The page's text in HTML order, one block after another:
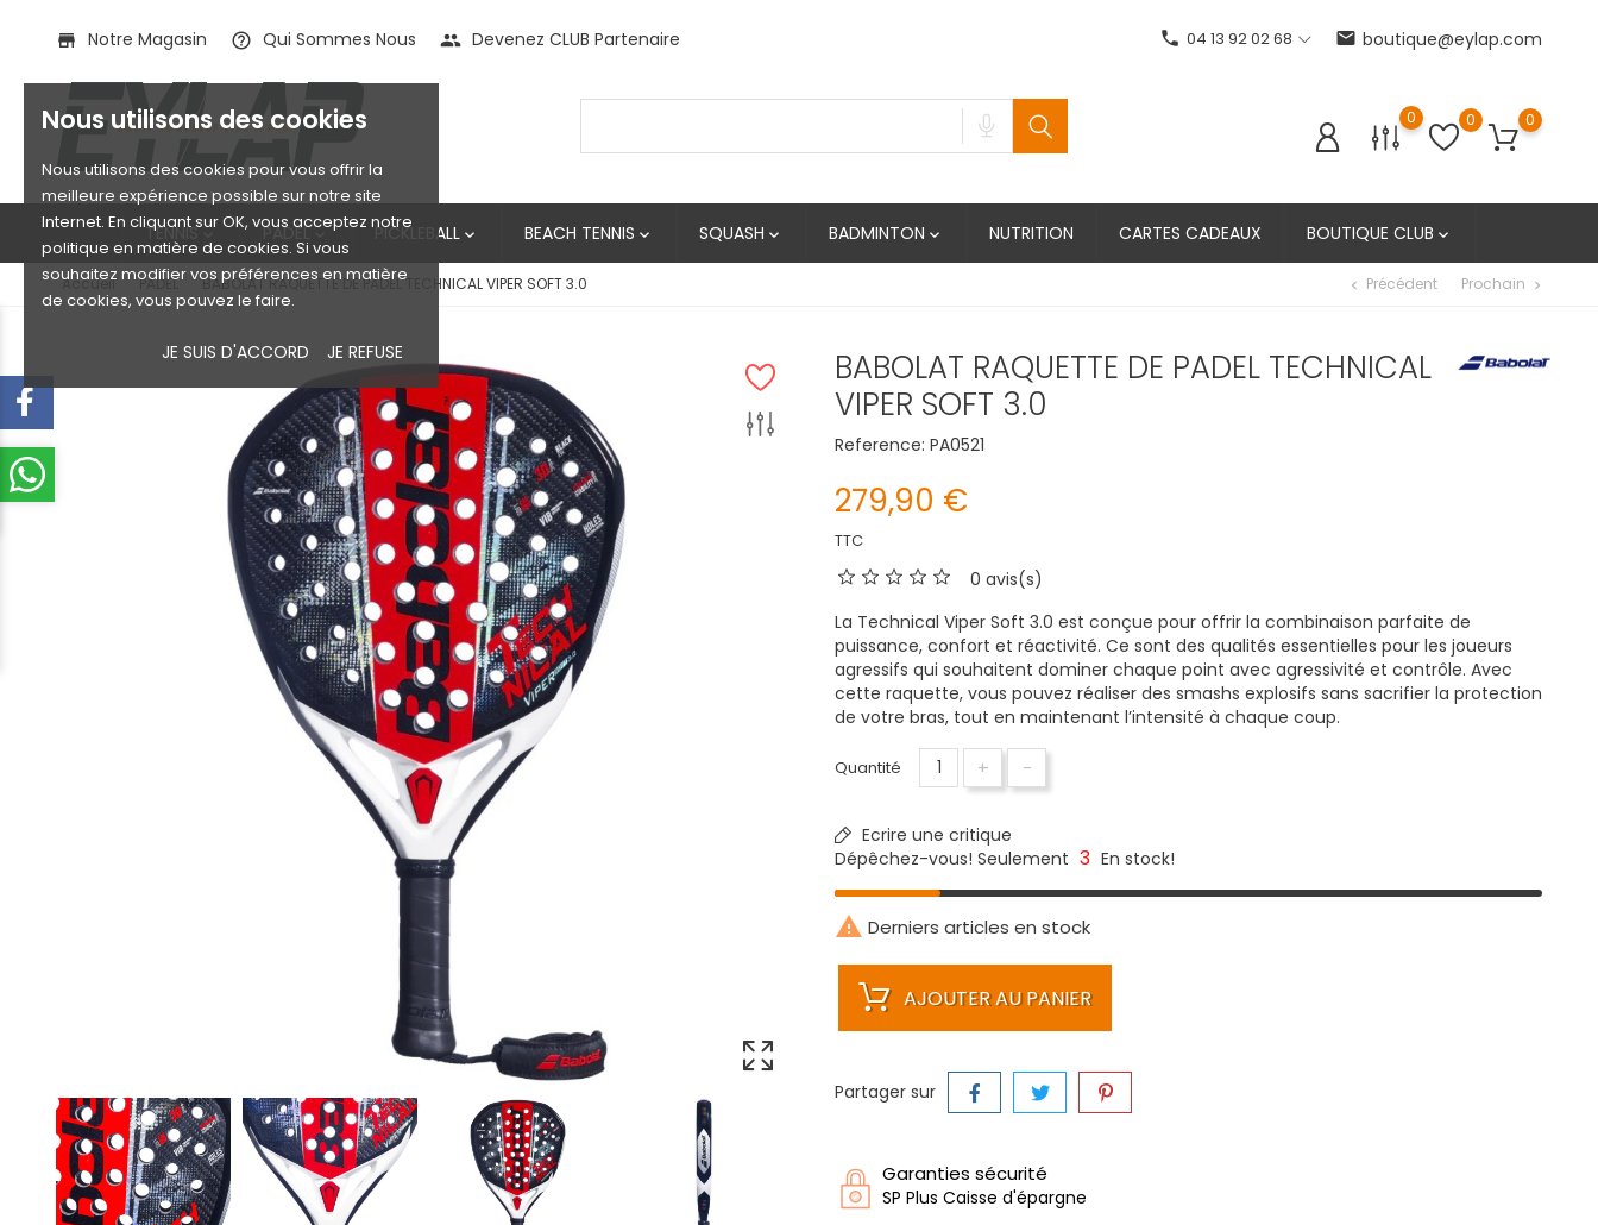
Nous utilisons des cookies
Nous utilisons des cookies pour vous offrir la
meilleure expérience possible sur notre site
Internet. En cliquant sur OK, vous acceptez notre
politique en matière de cookies. Si vous
souhaitez modifier vos préférences en matière
de cookies, vous pouvez le faire.
JE SUIS D'ACCORD JE REFUSE
store Notre Magasin help_outline Qui Sommes Nous people Devenez CLUB Partenaire phone 04 13 92 02 68 email boutique@eylap.com
0 0 0
TENNIS PADEL PICKLEBALL  BEACH TENNIS  SQUASH  BADMINTON  NUTRITION CARTES CADEAUX BOUTIQUE CLUB 
Accueil PADEL BABOLAT RAQUETTE DE PADEL TECHNICAL VIPER SOFT 3.0 chevron_left Précédent Prochain chevron_right
BABOLAT RAQUETTE DE PADEL TECHNICAL
VIPER SOFT 3.0
Reference: PA0521
279,90 €
TTC
0 avis(s)
La Technical Viper Soft 3.0 est conçue pour offrir la combinaison parfaite de
puissance, confort et réactivité. Ce sont des qualités essentielles pour les joueurs
agressifs qui souhaitent dominer chaque point avec agressivité et contrôle. Avec
cette raquette, vous pouvez réaliser des smashs explosifs sans sacrifier la protection
de votre bras, tout en maintenant l’intensité à chaque coup.
Quantité + -
Ecrire une critique
Dépêchez-vous! Seulement 3 En stock!
 Derniers articles en stock
AJOUTER AU PANIER
Partager sur
Garanties sécurité
SP Plus Caisse d'épargne